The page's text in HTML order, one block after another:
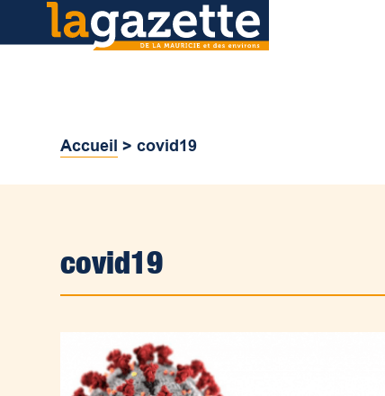
Accueil >covid19
covid19